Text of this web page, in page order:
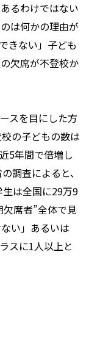
るわけではない
は何かの理由が
きない」子ども
欠席が不登校か
スを目にした方
の子どもの数は
5年間で倍増し
調査によると、
は全国に29万9
席者”全体で見
い」あるいは
スに1人以上と